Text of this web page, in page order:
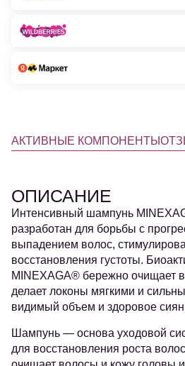
АКТИВНЫЕ КОМПОНЕНТЫ
ОПИСАНИЕ
Интенсивный шампунь
разработан для борьбы с
выпадением волос,
восстановления густоты.
MINEXAGA® бережно очищает
делает локоны мягкими и
видимый объем и здоровое
Шампунь — основа уходовой
для восстановления роста